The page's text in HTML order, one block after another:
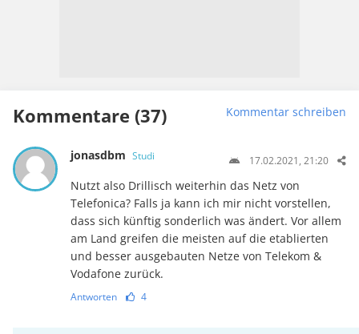
Kommentare (37) Kommentar schreiben
jonasdbm Studi 17.02.2021, 21:20
Nutzt also Drillisch weiterhin das Netz von
Telefonica? Falls ja kann ich mir nicht vorstellen,
dass sich künftig sonderlich was ändert. Vor allem
am Land greifen die meisten auf die etablierten
und besser ausgebauten Netze von Telekom &
Vodafone zurück.
Antworten 4